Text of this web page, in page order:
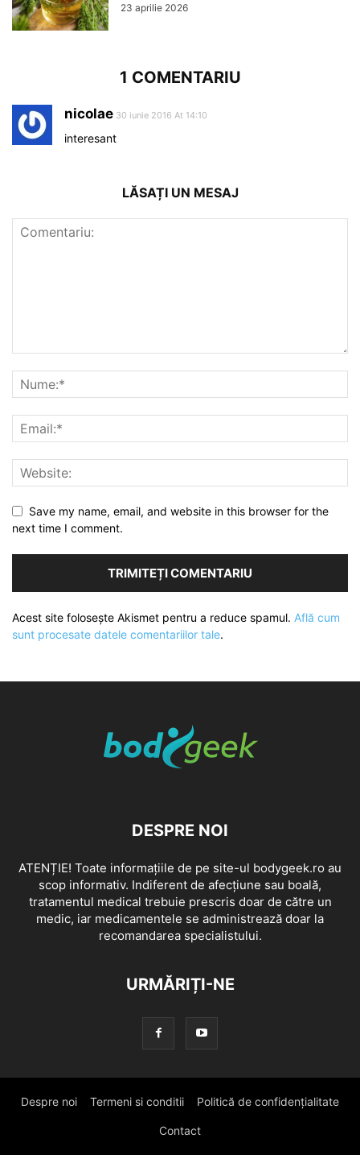
23 aprilie 2026
1 COMENTARIU
nicolae 30 iunie 2016 At 14:10
interesant
LĂSAȚI UN MESAJ
Save my name, email, and website in this browser for the
next time I comment.
Acest site folosește Akismet pentru a reduce spamul. Află cum
sunt procesate datele comentariilor tale.
DESPRE NOI
ATENȚIE! Toate informațiile de pe site-ul bodygeek.ro au
scop informativ. Indiferent de afecțiune sau boală,
tratamentul medical trebuie prescris doar de către un
medic, iar medicamentele se administrează doar la
recomandarea specialistului.
URMĂRIȚI-NE
Despre noi Termeni si conditii Politică de confidențialitate
Contact